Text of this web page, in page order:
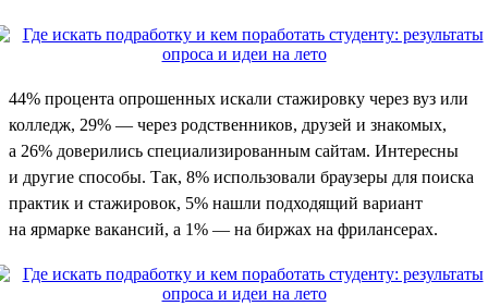
44% процента опрошенных искали стажировку через вуз или
колледж, 29% — через родственников, друзей и знакомых,
а 26% доверились специализированным сайтам. Интересны
и другие способы. Так, 8% использовали браузеры для поиска
практик и стажировок, 5% нашли подходящий вариант
на ярмарке вакансий, а 1% — на биржах на фрилансерах.